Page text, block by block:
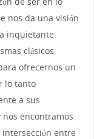
nos da una visión
inquietante
clásicos
ofrecernos un
lo tanto
a sus
encontramos
entre